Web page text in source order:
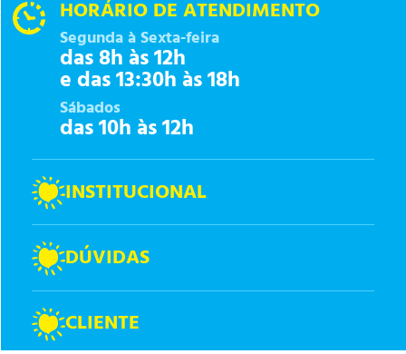
HORÁRIO DE ATENDIMENTO
Segunda à Sexta-feira
das 8h às 12h
e das 13:30h às 18h
Sábados
das 10h às 12h
INSTITUCIONAL
DÚVIDAS
CLIENTE